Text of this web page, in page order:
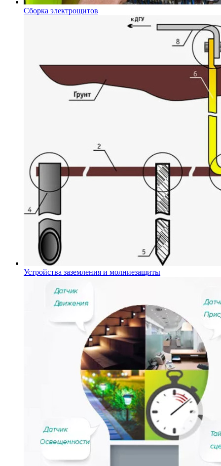
Сборка электрощитов
Устройства заземления и молниезащиты